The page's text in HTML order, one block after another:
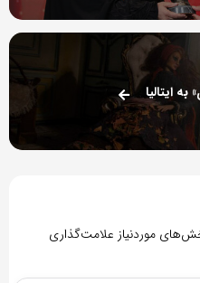
ایتالیا
موردنیاز علامت‌گذاری